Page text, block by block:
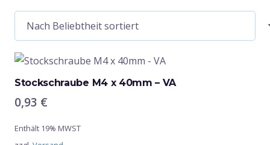
Beliebtheit
Stockschraube M4 x 40mm – VA
0,93 €
Enthält 19% MWST